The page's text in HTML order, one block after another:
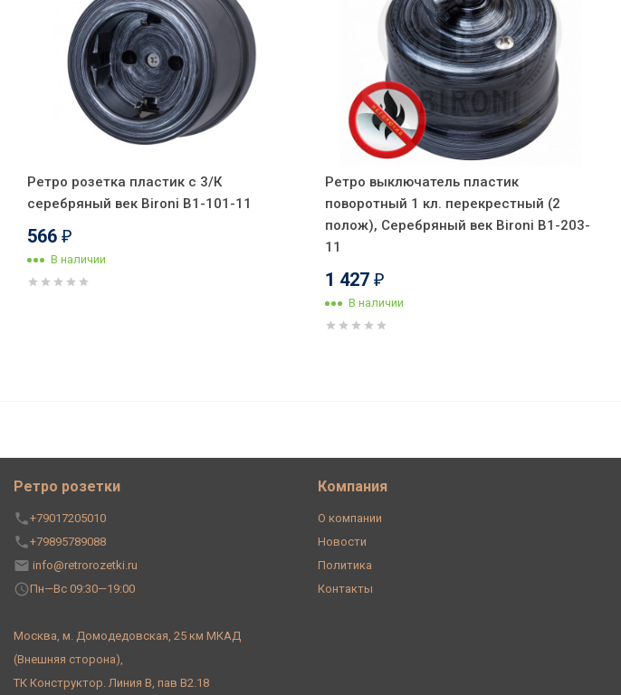
Ретро розетка пластик с 3/К
серебряный век Bironi B1-101-11
566 ₽
В наличии
Ретро выключатель пластик
поворотный 1 кл. перекрестный (2
полож), Серебряный век Bironi B1-203-
11
1 427 ₽
В наличии
Ретро розетки
+79017205010
+79895789088
info@retrorozetki.ru
Пн—Вс 09:30—19:00
Москва, м. Домодедовская, 25 км МКАД
(Внешняя сторона),
ТК Конструктор. Линия В, пав В2.18
Компания
О компании
Новости
Политика
Контакты